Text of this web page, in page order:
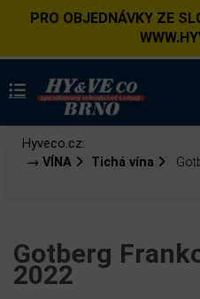
PRO OBJEDNÁVKY ZE
Hyveco.cz:
→ VÍNA
Tichá vína
Gotberg
2022